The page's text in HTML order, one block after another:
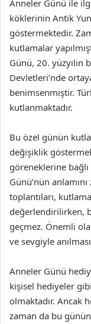
Anneler Günü ile
köklerinin Antik
göstermektedir.
kutlamalar
Günü, 20. yüzyılın
Devletleri’nde
benimsenmiştir.
kutlanmaktadır.
Bu özel günün
değişiklik
göreneklerine
Günü’nün
toplantıları,
değerlendirilirken,
geçmez. Önemli
ve sevgiyle
Anneler Günü
kişisel hediyeler
olmaktadır. Ancak
zaman da bu